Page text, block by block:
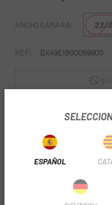
ANCHO CÁMARA: 23/
REF: DX49EIB00099900
ESPAÑOL